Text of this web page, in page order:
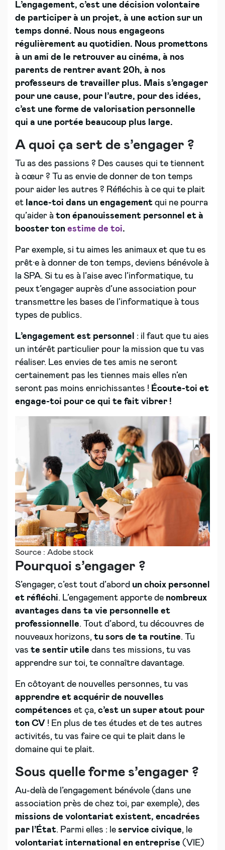
L’engagement, c’est une décision volontaire
de participer à un projet, à une action sur un
temps donné. Nous nous engageons
régulièrement au quotidien. Nous promettons
à un ami de le retrouver au cinéma, à nos
parents de rentrer avant 20h, à nos
professeurs de travailler plus. Mais s’engager
pour une cause, pour l’autre, pour des idées,
c’est une forme de valorisation personnelle
qui a une portée beaucoup plus large.
A quoi ça sert de s’engager ?
Tu as des passions ? Des causes qui te tiennent
à cœur ? Tu as envie de donner de ton temps
pour aider les autres ? Réfléchis à ce qui te plait
et lance-toi dans un engagement qui ne pourra
qu’aider à ton épanouissement personnel et à
booster ton estime de toi.
Par exemple, si tu aimes les animaux et que tu es
prêt·e à donner de ton temps, deviens bénévole à
la SPA. Si tu es à l’aise avec l’informatique, tu
peux t’engager auprès d’une association pour
transmettre les bases de l’informatique à tous
types de publics.
L’engagement est personnel : il faut que tu aies
un intérêt particulier pour la mission que tu vas
réaliser. Les envies de tes amis ne seront
certainement pas les tiennes mais elles n’en
seront pas moins enrichissantes ! Écoute-toi et
engage-toi pour ce qui te fait vibrer !
Source : Adobe stock
Pourquoi s’engager ?
S’engager, c’est tout d’abord un choix personnel
et réfléchi. L’engagement apporte de nombreux
avantages dans ta vie personnelle et
professionnelle. Tout d’abord, tu découvres de
nouveaux horizons, tu sors de ta routine. Tu
vas te sentir utile dans tes missions, tu vas
apprendre sur toi, te connaître davantage.
En côtoyant de nouvelles personnes, tu vas
apprendre et acquérir de nouvelles
compétences et ça, c’est un super atout pour
ton CV ! En plus de tes études et de tes autres
activités, tu vas faire ce qui te plait dans le
domaine qui te plait.
Sous quelle forme s’engager ?
Au-delà de l’engagement bénévole (dans une
association près de chez toi, par exemple), des
missions de volontariat existent, encadrées
par l’État. Parmi elles : le service civique, le
volontariat international en entreprise (VIE)